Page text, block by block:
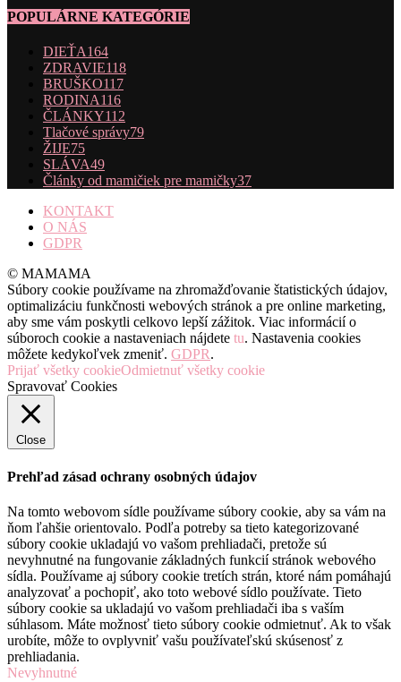
POPULÁRNE KATEGÓRIE
DIEŤA164
ZDRAVIE118
BRUŠKO117
RODINA116
ČLÁNKY112
Tlačové správy79
ŽIJE75
SLÁVA49
Články od mamičiek pre mamičky37
KONTAKT
O NÁS
GDPR
© MAMAMA
Súbory cookie používame na zhromažďovanie štatistických údajov,
optimalizáciu funkčnosti webových stránok a pre online marketing,
aby sme vám poskytli celkovo lepší zážitok. Viac informácií o
súboroch cookie a nastaveniach nájdete tu. Nastavenia cookies
môžete kedykoľvek zmeniť. GDPR.
Prijať všetky cookieOdmietnuť všetky cookie
Spravovať Cookies
Close
Prehľad zásad ochrany osobných údajov
Na tomto webovom sídle používame súbory cookie, aby sa vám na
ňom ľahšie orientovalo. Podľa potreby sa tieto kategorizované
súbory cookie ukladajú vo vašom prehliadači, pretože sú
nevyhnutné na fungovanie základných funkcií stránok webového
sídla. Používame aj súbory cookie tretích strán, ktoré nám pomáhajú
analyzovať a pochopiť, ako toto webové sídlo používate. Tieto
súbory cookie sa ukladajú vo vašom prehliadači iba s vaším
súhlasom. Máte možnosť tieto súbory cookie odmietnuť. Ak to však
urobíte, môže to ovplyvniť vašu používateľskú skúsenosť z
prehliadania.
Nevyhnutné